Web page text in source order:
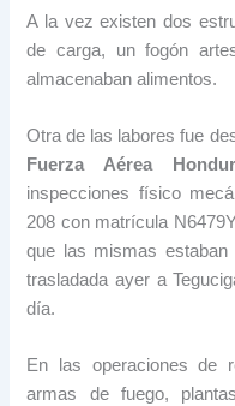
A la vez existen dos
de carga, un fogón
almacenaban alimentos.
Otra de las labores fue
Fuerza Aérea
inspecciones físico
208 con matrícula
que las mismas
trasladada ayer a
día.
En las operaciones de
armas de fuego,